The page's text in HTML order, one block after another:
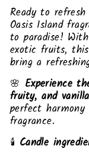
Ready to
Oasis Island
to paradise!
exotic fruits,
bring a
🌸 Experience
fruity, and
perfect
fragrance.
🕯️ Candle